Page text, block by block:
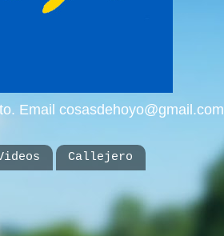
Email cosasdehoyo@gmail.com
Callejero